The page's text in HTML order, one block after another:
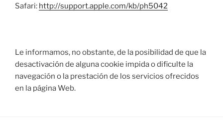
Safari: http://support.apple.com/kb/ph5042
Le informamos, no obstante, de la posibilidad de que la
desactivación de alguna cookie impida o dificulte la
navegación o la prestación de los servicios ofrecidos
en la página Web.